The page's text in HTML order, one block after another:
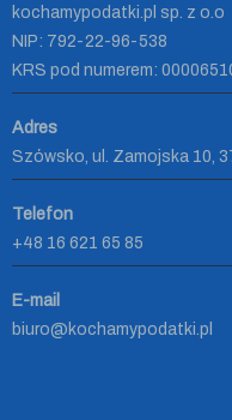
kochamypodatki.pl sp. z o.o
NIP: 792-22-96-538
KRS pod numerem:
Adres
Szówsko, ul. Zamojska 10,
Telefon
+48 16 621 65 85
E-mail
biuro@kochamypodatki.pl